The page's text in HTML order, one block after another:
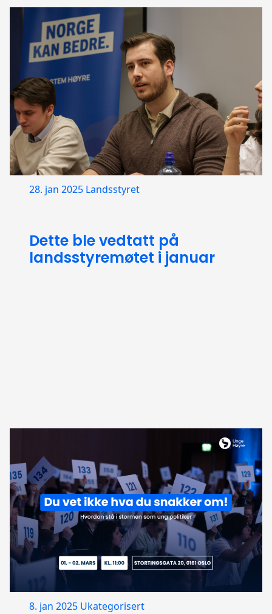
28. jan 2025 Landsstyret
Dette ble vedtatt på
landsstyremøtet i januar
8. jan 2025 Ukategorisert